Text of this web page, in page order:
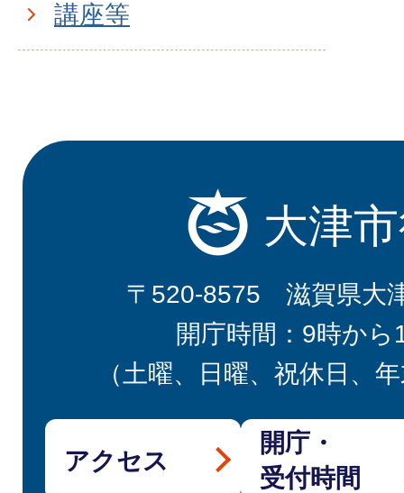
講座等
大津
〒520-8575 滋賀県大
開庁時間：9時から
（土曜、日曜、祝休日、
アクセス
開庁・
受付時間